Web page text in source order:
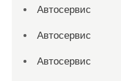
Автосервис
Автосервис
Автосервис